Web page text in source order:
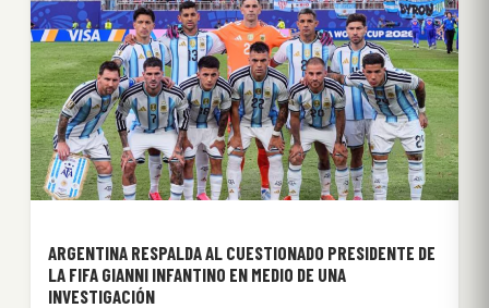
ARGENTINA RESPALDA AL CUESTIONADO PRESIDENTE DE
LA FIFA GIANNI INFANTINO EN MEDIO DE UNA
INVESTIGACIÓN